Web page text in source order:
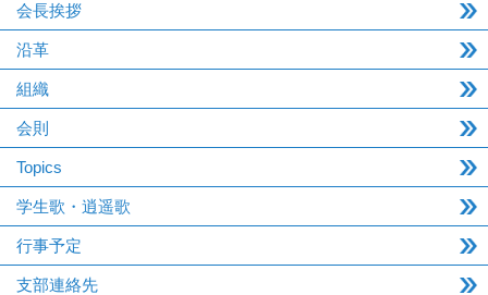
会長挨拶
沿革
組織
会則
Topics
学生歌・逍遥歌
行事予定
支部連絡先